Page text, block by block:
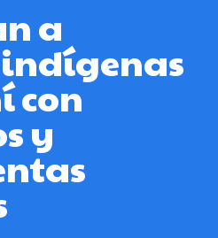
a
con
y